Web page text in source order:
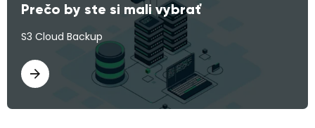
Prečo by ste si mali vybrať
S3 Cloud Backup